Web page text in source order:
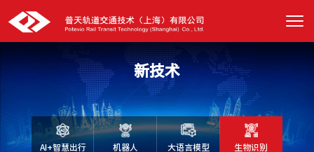
新技术
AI+智慧出行 机器人 大语言模型 生物识别